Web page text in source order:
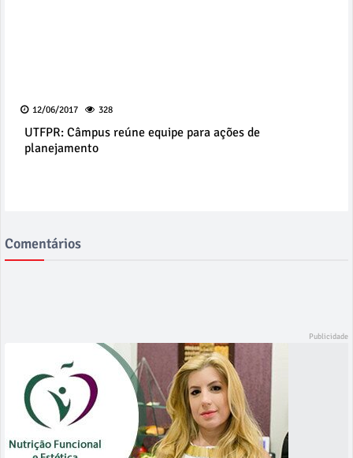
12/06/2017 328
UTFPR: Câmpus reúne equipe para ações de
planejamento
Comentários